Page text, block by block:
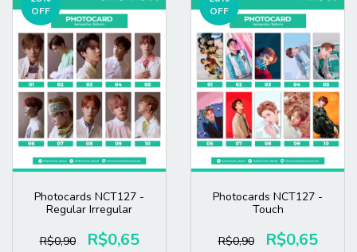
OFF
Photocards NCT127 -
Regular Irregular
R$0,90 R$0,65
OFF
Photocards NCT127 -
Touch
R$0,90 R$0,65